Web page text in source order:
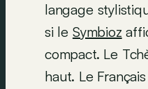
langage
si le Symbioz
compact. Le
haut. Le